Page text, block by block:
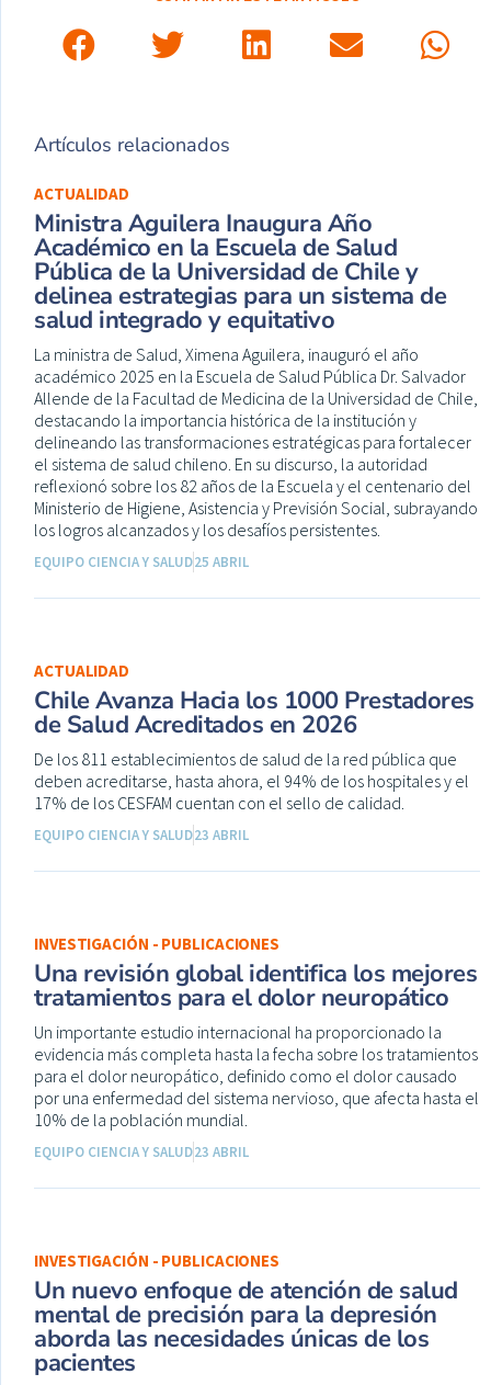
Artículos relacionados
ACTUALIDAD
Ministra Aguilera Inaugura Año
Académico en la Escuela de Salud
Pública de la Universidad de Chile y
delinea estrategias para un sistema de
salud integrado y equitativo
La ministra de Salud, Ximena Aguilera, inauguró el año
académico 2025 en la Escuela de Salud Pública Dr. Salvador
Allende de la Facultad de Medicina de la Universidad de Chile,
destacando la importancia histórica de la institución y
delineando las transformaciones estratégicas para fortalecer
el sistema de salud chileno. En su discurso, la autoridad
reflexionó sobre los 82 años de la Escuela y el centenario del
Ministerio de Higiene, Asistencia y Previsión Social, subrayando
los logros alcanzados y los desafíos persistentes.
EQUIPO CIENCIA Y SALUD25 ABRIL
ACTUALIDAD
Chile Avanza Hacia los 1000 Prestadores
de Salud Acreditados en 2026
De los 811 establecimientos de salud de la red pública que
deben acreditarse, hasta ahora, el 94% de los hospitales y el
17% de los CESFAM cuentan con el sello de calidad.
EQUIPO CIENCIA Y SALUD23 ABRIL
INVESTIGACIÓN - PUBLICACIONES
Una revisión global identifica los mejores
tratamientos para el dolor neuropático
Un importante estudio internacional ha proporcionado la
evidencia más completa hasta la fecha sobre los tratamientos
para el dolor neuropático, definido como el dolor causado
por una enfermedad del sistema nervioso, que afecta hasta el
10% de la población mundial.
EQUIPO CIENCIA Y SALUD23 ABRIL
INVESTIGACIÓN - PUBLICACIONES
Un nuevo enfoque de atención de salud
mental de precisión para la depresión
aborda las necesidades únicas de los
pacientes